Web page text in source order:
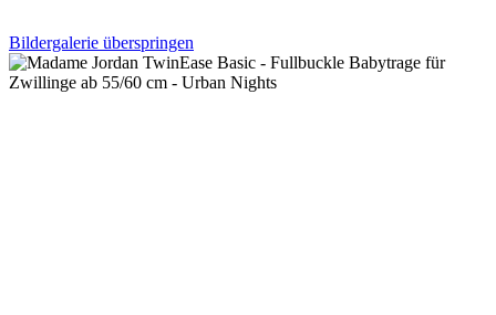
Bildergalerie überspringen